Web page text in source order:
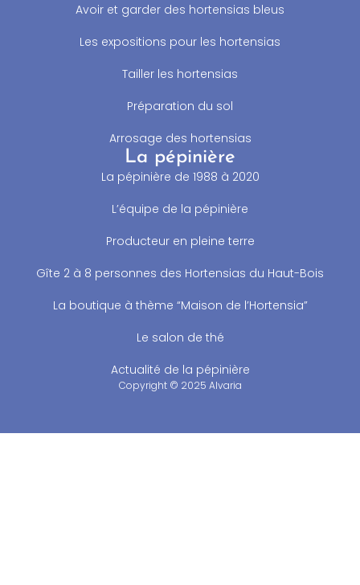
Avoir et garder des hortensias bleus
Les expositions pour les hortensias
Tailler les hortensias
Préparation du sol
Arrosage des hortensias
La pépinière
La pépinière de 1988 à 2020
L’équipe de la pépinière
Producteur en pleine terre
Gîte 2 à 8 personnes des Hortensias du Haut-Bois
La boutique à thème “Maison de l’Hortensia”
Le salon de thé
Actualité de la pépinière
Copyright © 2025 Alvaria